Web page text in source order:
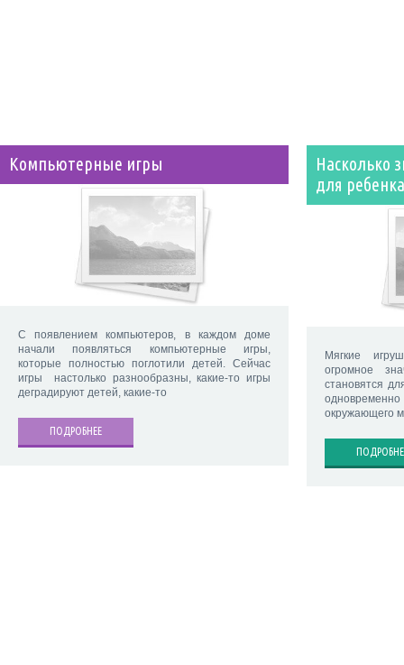
Компьютерные игры
С появлением компьютеров, в каждом доме
начали появляться компьютерные игры,
которые полностью поглотили детей. Сейчас
игры настолько разнообразны, какие-то игры
деградируют детей, какие-то
ПОДРОБНЕЕ
Насколько
для
Мягкие
огромное
становятся
окружающего